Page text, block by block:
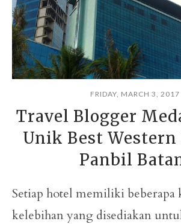
FRIDAY, MARCH 3, 2017
Travel Blogger
Unik Best
Panbil
Setiap hotel memiliki beberapa
kelebihan yang disediakan